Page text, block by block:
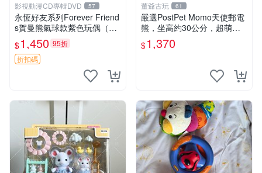
影視動漫CD專輯DVD 57
永恆好友系列Forever Friend
s賀曼熊氣球款紫色玩偶（鼻
子稍有磨損） 中古玩具 氣球
熊 玩偶
$1,450 95折
折扣碼
董爺古玩 61
嚴選PostPet Momo天使郵電
熊，坐高約30公分，超萌可
愛收藏首選 天使郵電熊 Mom
o熊 玩具
$1,370